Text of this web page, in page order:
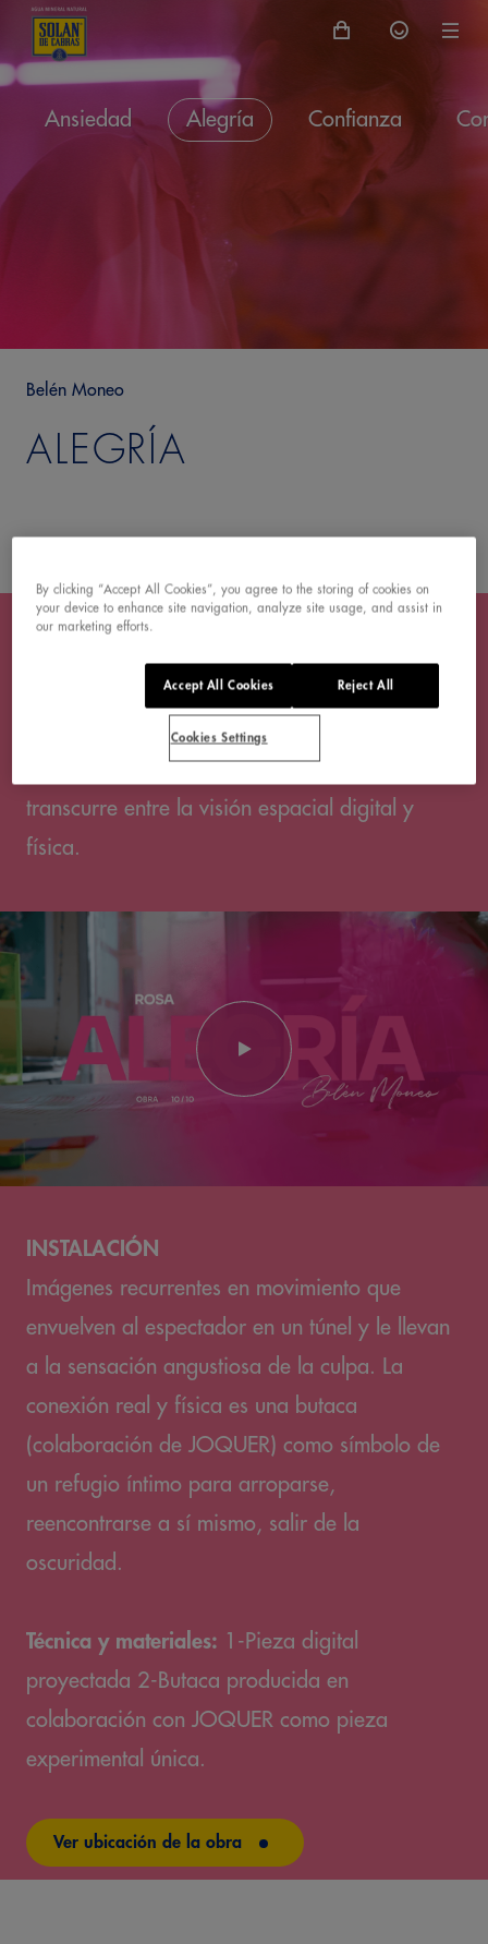
Ansiedad Alegría Confianza
Belén Moneo
ALEGRÍA
BELÉN MONEO
arquitectura, los espacios interiores y los
objetos que nos rodean. Autora de entornos
surreales y sugerentes en una línea que
transcurre entre la visión espacial digital y
física.
INSTALACIÓN
Imágenes recurrentes en movimiento que
envuelven al espectador en un túnel y le llevan
a la sensación angustiosa de la culpa. La
conexión real y física es una butaca
(colaboración de JOQUER) como símbolo de
un refugio íntimo para arroparse,
reencontrarse a sí mismo, salir de la
oscuridad.
Técnica y materiales: 1-Pieza digital
proyectada 2-Butaca producida en
colaboración con JOQUER como pieza
experimental única.
Ver ubicación de la obra
By clicking “Accept All Cookies”, you agree to the storing of cookies on
your device to enhance site navigation, analyze site usage, and assist in
our marketing efforts.
Reject All
Accept All Cookies
Cookies Settings